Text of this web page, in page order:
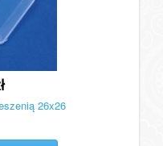
26x26